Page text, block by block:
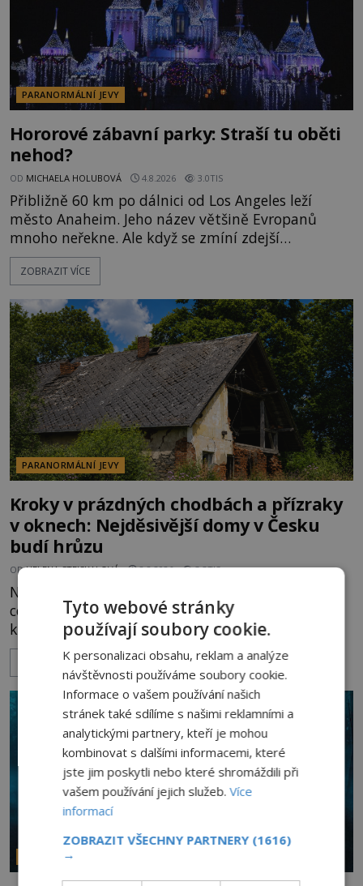
PARANORMÁLNÍ JEVY
Hororové zábavní parky: Straší tu oběti
nehod?
OD MICHAELA HOLUBOVÁ 4.8.2026 3.0TIS
Přibližně 60 km po dálnici od Los Angeles leží
město Anaheim. Jeho název většině Evropanů
mnoho neřekne. Ale když se zmíní zdejší
Disneyland, je hned jasno. Zábavní park vyroste na
poklidném místě bývalého sadu pomerančovníků.
kolem 17 000 000 zábavychtivých lidí ročně. A ač je
velká snaha to utajit, někteří z
ZOBRAZIT VÍCE
PARANORMÁLNÍ JEVY
Kroky v prázdných chodbách a přízraky
v oknech: Nejděsivější domy v Česku
budí hrůzu
ODHELENA STEJSKALOVÁ 2.8.2026 3.3TIS
Nejsou to jen staré pověsti vyprávěné u ohně. Po
celé naší republice stojí domy, statky a zámky,
které mají pověst míst, kde se zjevují přízraky,
ozývají nevysvětlitelné zvuky nebo se dějí podivné
vysvětlení, záhadologové upozorňují, že některé
lokality vykazují nápadně podobná svědectví po
celé generace. A právě tato opakující se svědectví
ZOBRAZIT VÍCE
PARANORMÁLNÍ JEVY
Tyto webové stránky
používají soubory cookie.
K personalizaci obsahu, reklam a analýze
návštěvnosti používáme soubory cookie.
Informace o vašem používání našich
stránek také sdílíme s našimi reklamními a
analytickými partnery, kteří je mohou
kombinovat s dalšími informacemi, které
jste jim poskytli nebo které shromáždili při
vašem používání jejich služeb.Více
informací
ZOBRAZIT VŠECHNY PARTNERY (1616)
→